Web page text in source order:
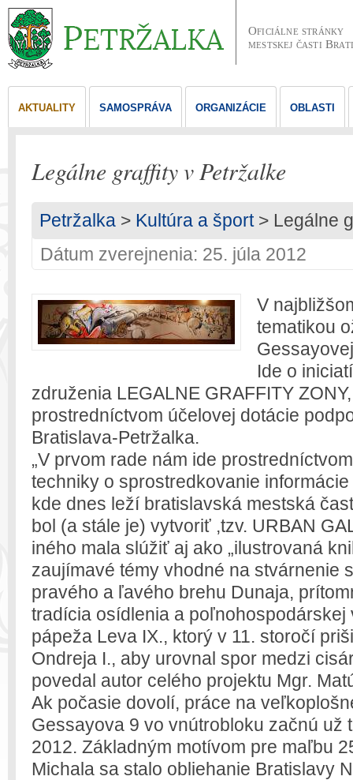
Oficiálne stránky
mestskej časti
AKTUALITY SAMOSPRÁVA ORGANIZÁCIE OBLASTI
Legálne graffity v Petržalke
Petržalka > Kultúra a šport> Legálne
Dátum zverejnenia: 25. júla 2012
V
tematikou
Ide o
združenia LEGALNE GRAFFITY
prostredníctvom účelovej dotácie
Bratislava-Petržalka.
„V prvom rade nám ide
techniky o sprostredkovanie
kde dnes leží bratislavská mestská
bol (a stále je) vytvoriť ,tzv. URBAN
iného mala slúžiť aj ako „ilustrovaná
zaujímavé témy vhodné na stvárnenie
pravého a ľavého brehu Dunaja,
tradícia osídlenia a
pápeža Leva IX., ktorý v 11. storočí
Ondreja I., aby urovnal spor medzi
povedal autor celého projektu Mgr.
Ak počasie dovolí, práce na
Gessayova 9 vo vnútrobloku začnú už
2012. Základným motívom pre maľbu
Michala sa stalo obliehanie Bratislavy